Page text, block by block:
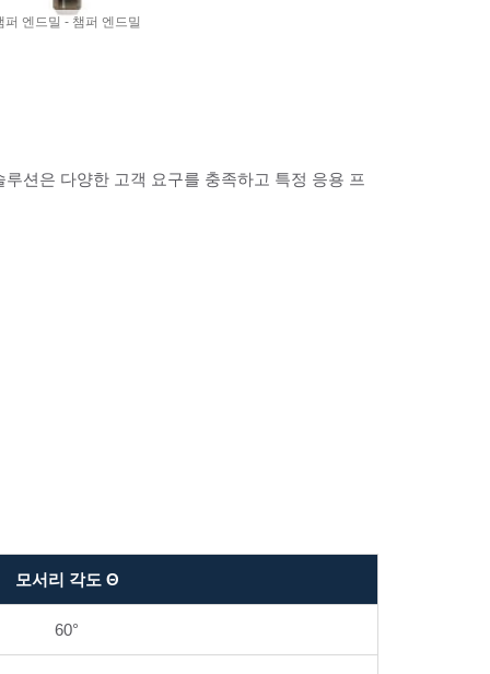
퍼 엔드밀 - 챔퍼 엔드밀
션은 다양한 고객 요구를 충족하고 특정 응용 프
모서리 각도 Θ
60°